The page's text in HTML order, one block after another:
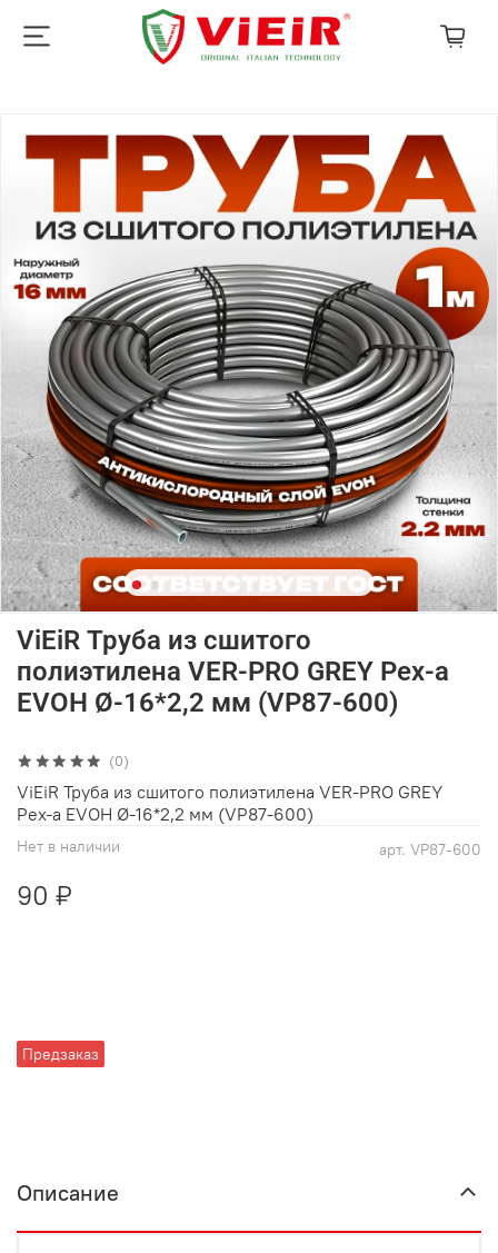
(0)
арт. VP87-600
Нет в наличии
Предзаказ
ViEiR Труба из сшитого
полиэтилена VER-PRO GREY Pex-а
EVOH Ø-16*2,2 мм (VP87-600)
90 ₽
ViEiR Труба из сшитого полиэтилена VER-PRO GREY
Pex-а EVOH Ø-16*2,2 мм (VP87-600)
Описание